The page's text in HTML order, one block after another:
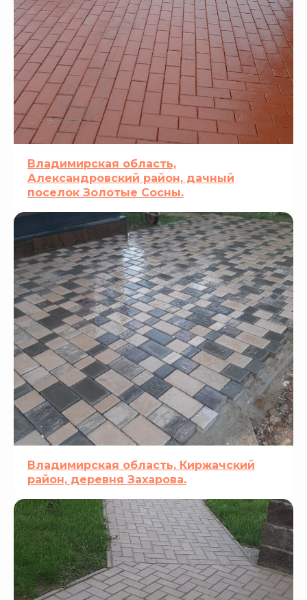
Владимирская область,
Александровский район, дачный
поселок Золотые Сосны.
Владимирская область, Киржачский
район, деревня Захарова.